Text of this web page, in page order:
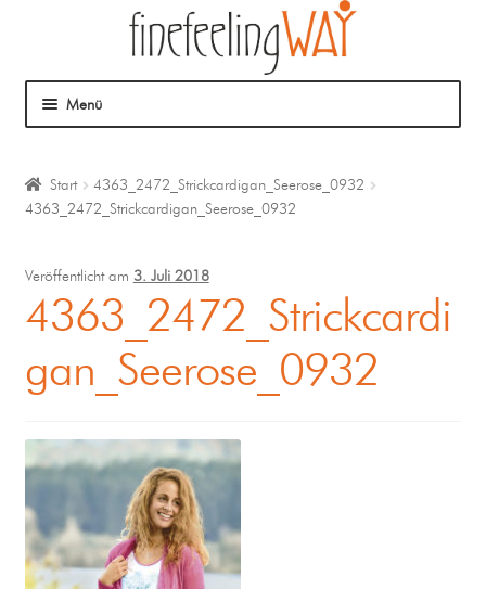
Menü
Mein Angebot
Coaching
Klangmassage
Start
4363_2472_Strickcardigan_Seerose_0932
4363_2472_Strickcardigan_Seerose_0932
Veröffentlicht am 3. Juli 2018
4363_2472_Strickcardi
gan_Seerose_0932